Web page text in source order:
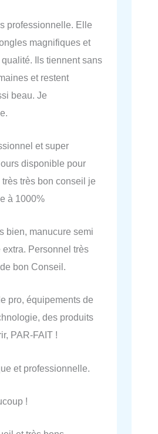
professionnelle. Elle
magnifiques et
Ils tiennent sans
et restent
beau. Je
et super
disponible pour
très très bon conseil je
à 1000%
bien, manucure semi
extra. Personnel très
bon Conseil.
pro, équipements de
des produits
PAR-FAIT !
et professionnelle.
!